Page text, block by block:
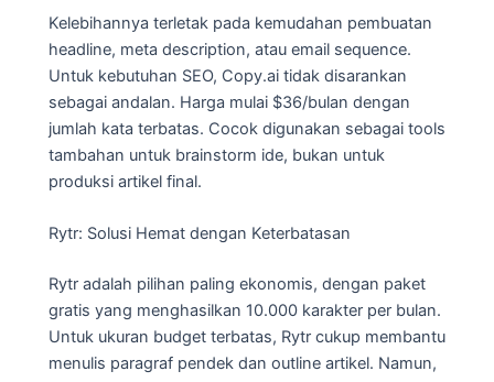
Kelebihannya terletak pada kemudahan pembuatan
headline, meta description, atau email sequence.
Untuk kebutuhan SEO, Copy.ai tidak disarankan
sebagai andalan. Harga mulai $36/bulan dengan
jumlah kata terbatas. Cocok digunakan sebagai tools
tambahan untuk brainstorm ide, bukan untuk
produksi artikel final.
Rytr: Solusi Hemat dengan Keterbatasan
Rytr adalah pilihan paling ekonomis, dengan paket
gratis yang menghasilkan 10.000 karakter per bulan.
Untuk ukuran budget terbatas, Rytr cukup membantu
menulis paragraf pendek dan outline artikel. Namun,